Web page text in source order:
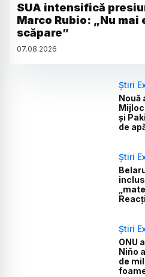
SUA intensifică
Marco Rubio: „Nu
scăpare”
07.08.2026
Știri
Nouă
și
de
Știri
Știri
ONU
Niño
de